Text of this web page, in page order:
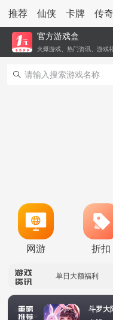
推荐 仙侠 卡牌 传奇
官方游戏盒
火爆游戏、热门资讯、游戏
网游 折扣
新区单日助力活动
单日大额福利
斗罗大